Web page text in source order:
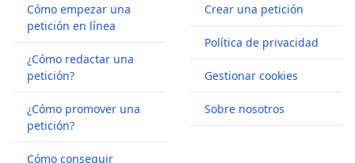
Cómo empezar una
petición en línea
¿Cómo redactar una
petición?
¿Cómo promover una
petición?
Cómo conseguir
Crear una petición
Política de privacidad
Gestionar cookies
Sobre nosotros